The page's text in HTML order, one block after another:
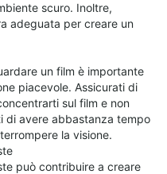
scuro. Inoltre,
adeguata per creare un
un film è importante
piacevole. Assicurati di
sul film e non
di avere abbastanza tempo
la visione.
può contribuire a creare